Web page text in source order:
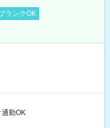
ランクOK
勤OK